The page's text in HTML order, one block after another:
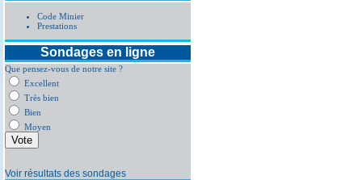
Code Minier
Prestations
Sondages en ligne
Que pensez-vous de notre site ?
Excellent
Très bien
Bien
Moyen
Voir résultats des sondages